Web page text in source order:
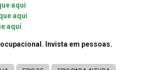
aqui
aqui
aqui
Invista em pessoas.